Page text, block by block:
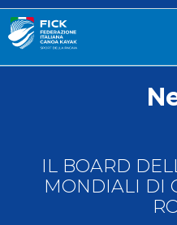
IL BOARD
MONDIALI DI